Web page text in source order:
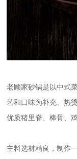
老顾家砂锅是以中式
艺和口味为补充、热
优质猪里脊、棒骨、
主料选材精良，制作